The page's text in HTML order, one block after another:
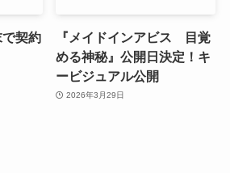
契約
『メイドインアビス 目覚
める神秘』公開日決定！キ
ービジュアル公開
2026年3月29日